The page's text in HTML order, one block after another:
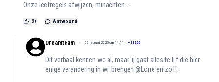
Onze leefregels afwijzen, minachten....
2+ Antwoord
Dreamteam 03 februari 2025 om 14:11 + 93265
Dit verhaal kennen we al, maar jij gaat alles te lijf die hier
enige verandering in wil brengen @Lorre en zo1!